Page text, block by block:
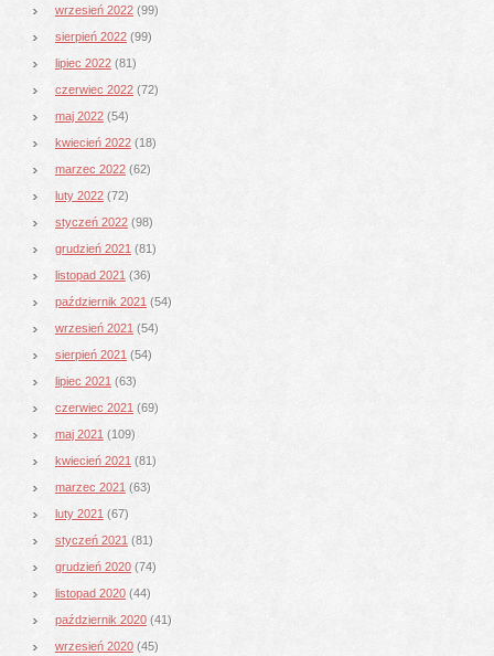
wrzesień 2022 (99)
sierpień 2022 (99)
lipiec 2022 (81)
czerwiec 2022 (72)
maj 2022 (54)
kwiecień 2022 (18)
marzec 2022 (62)
luty 2022 (72)
styczeń 2022 (98)
grudzień 2021 (81)
listopad 2021 (36)
październik 2021 (54)
wrzesień 2021 (54)
sierpień 2021 (54)
lipiec 2021 (63)
czerwiec 2021 (69)
maj 2021 (109)
kwiecień 2021 (81)
marzec 2021 (63)
luty 2021 (67)
styczeń 2021 (81)
grudzień 2020 (74)
listopad 2020 (44)
październik 2020 (41)
wrzesień 2020 (45)